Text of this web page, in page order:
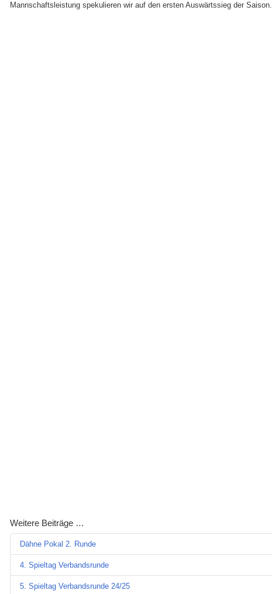
Mannschaftsleistung spekulieren wir auf den ersten Auswärtssieg der Saison.
Weitere Beiträge …
Dähne Pokal 2. Runde
4. Spieltag Verbandsrunde
5. Spieltag Verbandsrunde 24/25